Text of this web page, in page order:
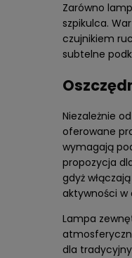
Zarówno
szpikulca.
czujnikiem
subtelne
Niezależnie
oferowane
wymagają
propozycja
gdyż
aktywności w
Lampa
dla